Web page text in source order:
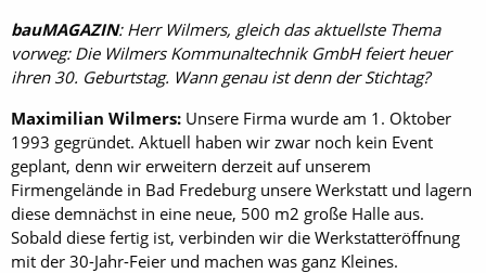
bauMAGAZIN: Herr Wilmers, gleich das aktuellste Thema
vorweg: Die Wilmers Kommunaltechnik GmbH feiert heuer
ihren 30. Geburtstag. Wann genau ist denn der Stichtag?
Maximilian Wilmers: Unsere Firma wurde am 1. Oktober
1993 gegründet. Aktuell haben wir zwar noch kein Event
geplant, denn wir erweitern derzeit auf unserem
Firmengelände in Bad Fredeburg unsere Werkstatt und lagern
diese demnächst in eine neue, 500 m2 große Halle aus.
Sobald diese fertig ist, verbinden wir die Werkstatteröffnung
mit der 30-Jahr-Feier und machen was ganz Kleines.